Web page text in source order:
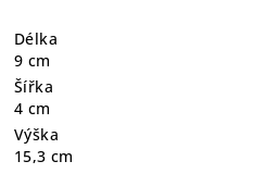
Délka
9 cm
Šířka
4 cm
Výška
15,3 cm